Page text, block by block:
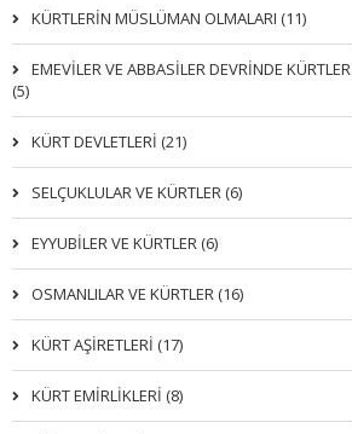
KÜRTLERİN MÜSLÜMAN OLMALARI (11)
EMEVİLER VE ABBASİLER DEVRİNDE KÜRTLER
(5)
KÜRT DEVLETLERİ (21)
SELÇUKLULAR VE KÜRTLER (6)
EYYUBİLER VE KÜRTLER (6)
OSMANLILAR VE KÜRTLER (16)
KÜRT AŞİRETLERİ (17)
KÜRT EMİRLİKLERİ (8)